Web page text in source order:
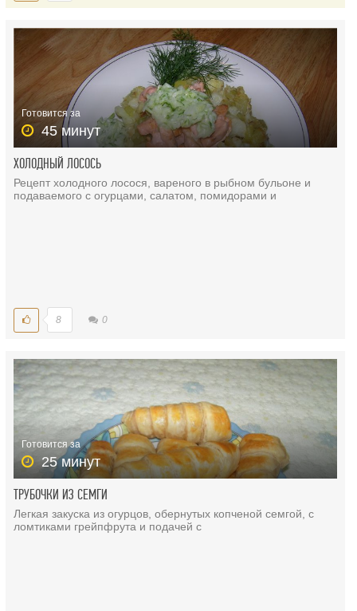
Готовится за
45 минут
ХОЛОДНЫЙ ЛОСОСЬ
Рецепт холодного лосося, вареного в рыбном бульоне и
подаваемого с огурцами, салатом, помидорами и
8 0
Готовится за
25 минут
ТРУБОЧКИ ИЗ СЕМГИ
Легкая закуска из огурцов, обернутых копченой семгой, с
ломтиками грейпфрута и подачей с